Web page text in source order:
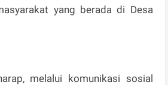
yang berada di Desa
melalui komunikasi sosial